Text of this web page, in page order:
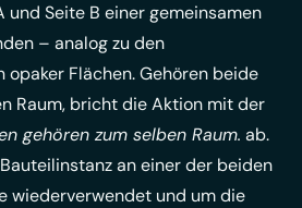
und Seite B einer gemeinsamen
– analog zu den
opaker Flächen. Gehören beide
Raum, bricht die Aktion mit der
gehören zum selben Raum. ab.
an einer der beiden
wiederverwendet und um die